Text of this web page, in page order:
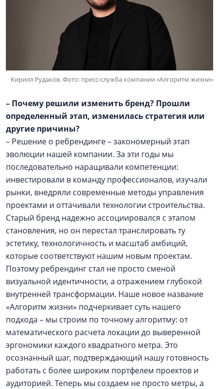
Кирилл Рудаков. Фото: пресс-служба компании «Алгоритм жизни»
– Почему решили изменить бренд? Прошли
определенный этап, изменилась стратегия или
другие причины?
– Решение о ребрендинге – закономерный этап
эволюции нашей компании. За эти годы мы
последовательно наращивали компетенции:
инвестировали в команду профессионалов, изучали
рынки, внедряли современные методы управления
проектами и оттачивали технологии строительства.
Старый бренд надежно ассоциировался с этапом
становления, но он перестал транслировать ту
эстетику, технологичность и масштаб амбиций,
которые соответствуют нашим новым проектам.
Поэтому ребрендинг стал не просто сменой
визуальной идентичности, а отражением глубокой
внутренней трансформации. Наше новое название
«Алгоритм жизни» подчеркивает суть нашего
подхода – мы строим по точному алгоритму: от
математического расчета локации до выверенной
эргономики каждого квадратного метра. Это
осознанный шаг, подтверждающий нашу готовность
работать с более широким портфелем проектов и
аудиторией. Теперь мы создаем не просто метры, а